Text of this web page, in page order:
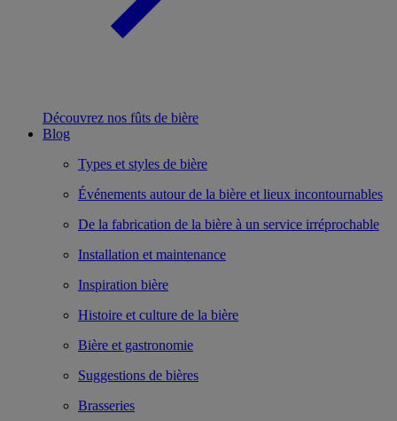
Découvrez nos fûts de bière
Blog
Types et styles de bière
Événements autour de la bière et lieux incontournables
De la fabrication de la bière à un service irréprochable
Installation et maintenance
Inspiration bière
Histoire et culture de la bière
Bière et gastronomie
Suggestions de bières
Brasseries